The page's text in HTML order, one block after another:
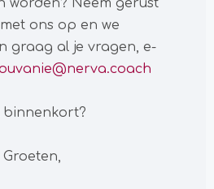
worden? Neem gerust
ons op en we
graag al je vragen, e-
binnenkort?
Groeten,